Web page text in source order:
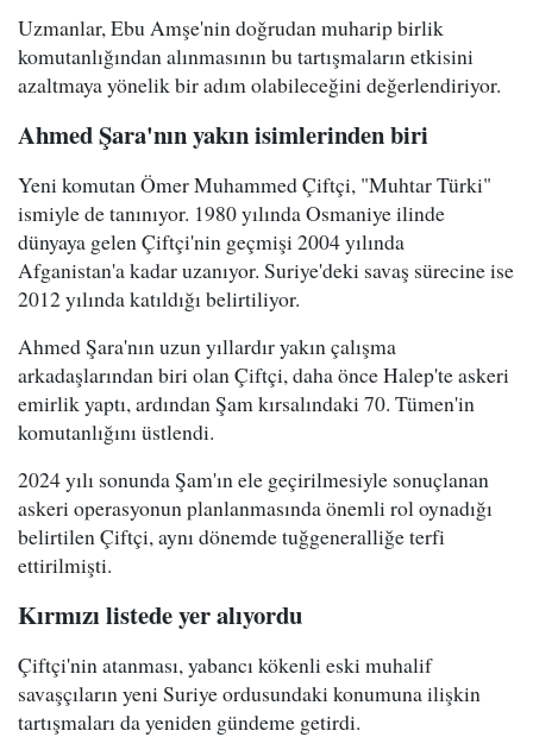
Uzmanlar, Ebu Amşe'nin doğrudan muharip birlik
komutanlığından alınmasının bu tartışmaların etkisini
azaltmaya yönelik bir adım olabileceğini değerlendiriyor.
Ahmed Şara'nın yakın isimlerinden biri
Yeni komutan Ömer Muhammed Çiftçi, "Muhtar Türki"
ismiyle de tanınıyor. 1980 yılında Osmaniye ilinde
dünyaya gelen Çiftçi'nin geçmişi 2004 yılında
Afganistan'a kadar uzanıyor. Suriye'deki savaş sürecine ise
2012 yılında katıldığı belirtiliyor.
Ahmed Şara'nın uzun yıllardır yakın çalışma
arkadaşlarından biri olan Çiftçi, daha önce Halep'te askeri
emirlik yaptı, ardından Şam kırsalındaki 70. Tümen'in
komutanlığını üstlendi.
2024 yılı sonunda Şam'ın ele geçirilmesiyle sonuçlanan
askeri operasyonun planlanmasında önemli rol oynadığı
belirtilen Çiftçi, aynı dönemde tuğgeneralliğe terfi
ettirilmişti.
Kırmızı listede yer alıyordu
Çiftçi'nin atanması, yabancı kökenli eski muhalif
savaşçıların yeni Suriye ordusundaki konumuna ilişkin
tartışmaları da yeniden gündeme getirdi.